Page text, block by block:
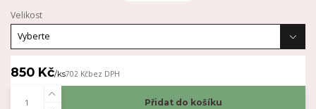
Velikost
850 Kč/ks702 Kčbez DPH
Přidat do košíku